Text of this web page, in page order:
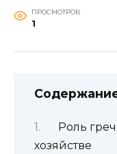
ПРОСМОТРОВ
1
Роль
хозяйстве